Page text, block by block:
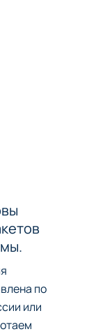
по
или